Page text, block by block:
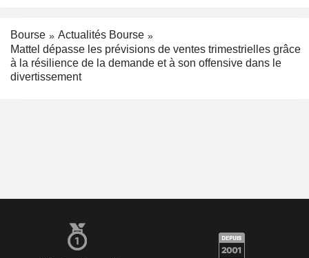
Bourse
Actualités Bourse
Mattel dépasse les prévisions de ventes trimestrielles grâce
à la résilience de la demande et à son offensive dans le
divertissement